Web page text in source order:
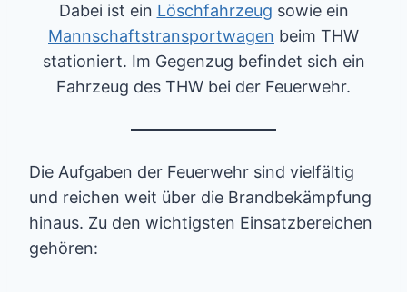
Dabei ist ein Löschfahrzeug sowie ein
Mannschaftstransportwagen beim THW
stationiert. Im Gegenzug befindet sich ein
Fahrzeug des THW bei der Feuerwehr.
Die Aufgaben der Feuerwehr sind vielfältig
und reichen weit über die Brandbekämpfung
hinaus. Zu den wichtigsten Einsatzbereichen
gehören: